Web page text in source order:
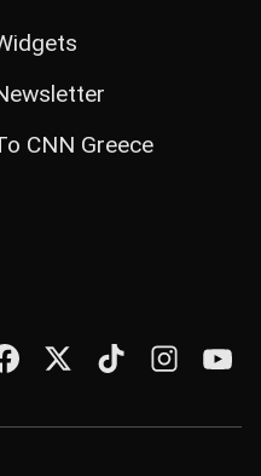
CNN Greece